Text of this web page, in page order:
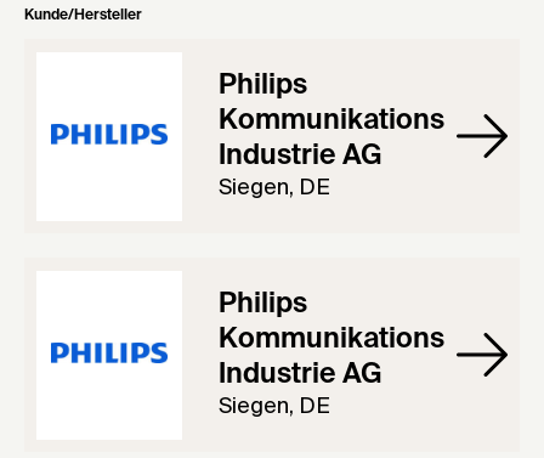
Kunde/Hersteller
Philips
Kommunikations
Industrie AG
Siegen, DE
Philips
Kommunikations
Industrie AG
Siegen, DE